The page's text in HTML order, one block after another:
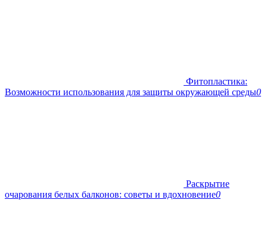
Фитопластика:
Возможности использования для защиты окружающей среды0
Раскрытие
очарования белых балконов: советы и вдохновение0